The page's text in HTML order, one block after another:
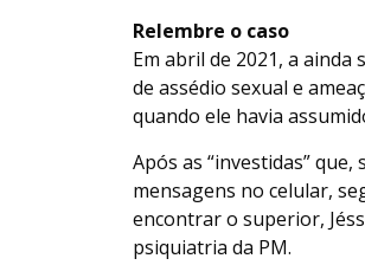
Relembre o caso
Em abril de 2021, a
de assédio sexual e
quando ele havia
Após as “investidas”
mensagens no celular,
encontrar o superior,
psiquiatria da PM.